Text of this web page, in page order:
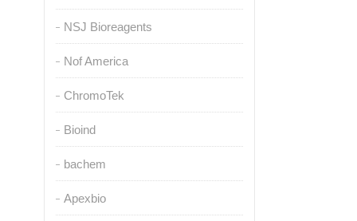
NSJ Bioreagents
Nof America
ChromoTek
Bioind
bachem
Apexbio